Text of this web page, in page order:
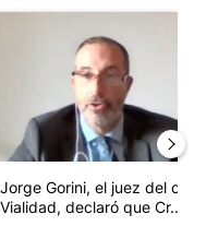
"El fiscal intimó a
Jorge Gorini, el juez del caso
Vialidad, declaró que Cr...